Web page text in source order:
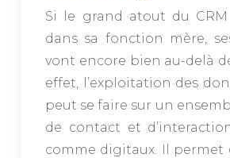
Si le grand atout du
dans sa fonction mère,
vont encore bien au-delà
effet, l’exploitation des
peut se faire sur un
de contact et
comme digitaux. Il permet